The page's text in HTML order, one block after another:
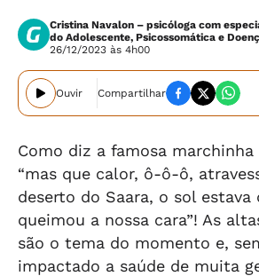
Cristina Navalon – psicóloga com
do Adolescente, Psicossomática e
26/12/2023 às 4h00
Ouvir Compartilhar
Como diz a famosa marchinha
“mas que calor, ô-ô-ô,
deserto do Saara, o sol estava
queimou a nossa cara”! As
são o tema do momento e,
impactado a saúde de muita